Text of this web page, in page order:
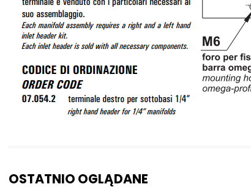
OSTATNIO OGLĄDANE